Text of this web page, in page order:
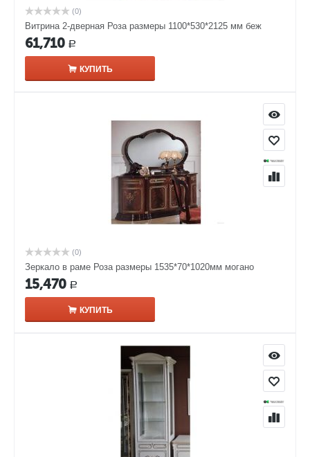
(0)
Витрина 2-дверная Роза размеры 1100*530*2125 мм беж
61,710 Р
КУПИТЬ
(0)
Зеркало в раме Роза размеры 1535*70*1020мм могано
15,470 Р
КУПИТЬ